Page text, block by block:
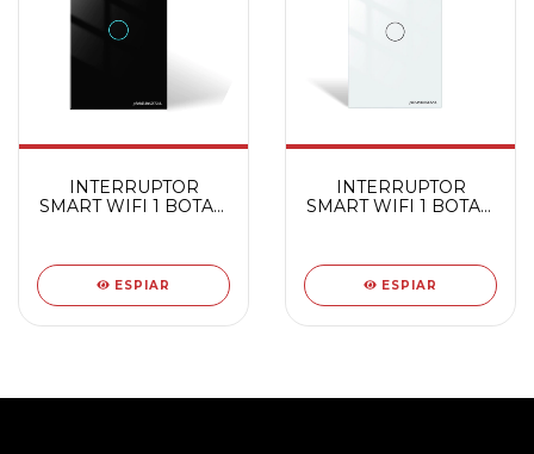
INTERRUPTOR
SMART WIFI 1 BOTAO
ESPIAR
INTERRUPTOR
SMART WIFI 1 BOTAO
ESPIAR